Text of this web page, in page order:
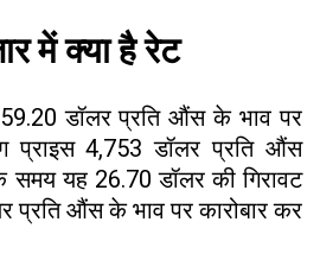
में क्या है रेट
डॉलर प्रति औंस के भाव पर
प्राइस 4,753 डॉलर प्रति औंस
यह 26.70 डॉलर की गिरावट
प्रति औंस के भाव पर कारोबार कर